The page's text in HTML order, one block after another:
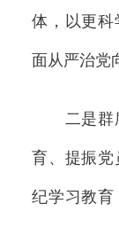
体，以更
面从严治党
二是群腐
育、提振
纪学习教